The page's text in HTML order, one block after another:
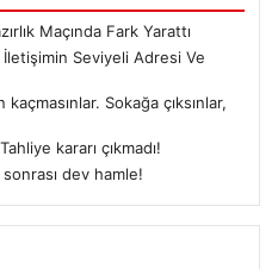
Maçında Fark Yarattı
Seviyeli Adresi Ve
Sokağa çıksınlar,
kararı çıkmadı!
dev hamle!